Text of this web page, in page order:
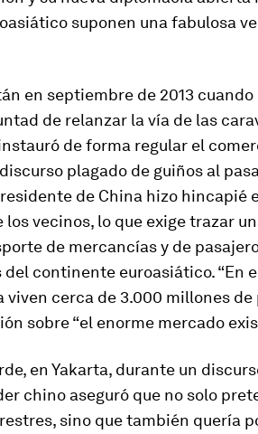
suponen una fabulosa
en septiembre de 2013
de relanzar la vía de las
de forma regular el
plagado de guiños al
de China hizo hincapié
los vecinos, lo que exige trazar
de mercancías y de
del continente euroasiático. “En
viven cerca de 3.000 millones
sobre “el enorme mercado
en Yakarta, durante un
chino aseguró que no solo
sino que también quería